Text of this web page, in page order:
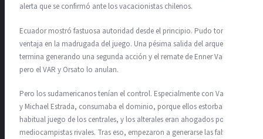
alerta que se confirmó ante los vacacionistas chilenos.
Ecuador mostró fastuosa autoridad desde el principio. Pudo tomar
ventaja en la madrugada del juego. Una pésima salida del arquero,
termina generando una segunda acción y el remate de Enner Valencia,
pero el VAR y Orsato lo anulan.
Pero los sudamericanos tenían el control. Especialmente con Valencia
y Michael Estrada, consumaba el dominio, porque ellos estorbaban el
habitual juego de los centrales, y los alterales eran ahogados por los
mediocampistas rivales. Tras eso, empezaron a generarse las faltas, y